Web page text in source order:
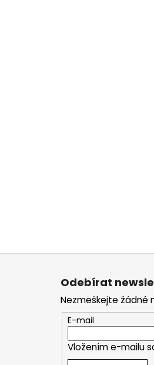
Z
Odebírat
Nezmeškejte žádné
E-mail
Vložením e-mailu